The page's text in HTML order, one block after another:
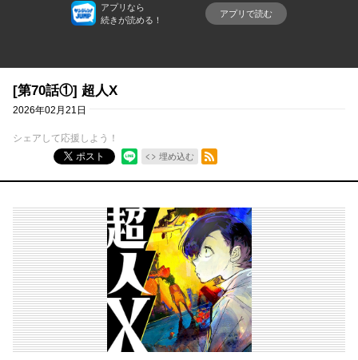
アプリなら
続きが読める！
アプリで読む
[第70話①] 超人X
2026年02月21日
シェアして応援しよう！
ポスト
埋め込む
RSSフィード